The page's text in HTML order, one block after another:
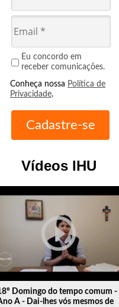
Eu concordo em
receber comunicações.
Conheça nossa Política de
Privacidade.
Vídeos IHU
play_circle_outline
Domingo do tempo comum -
A - Dai-lhes vós mesmos de